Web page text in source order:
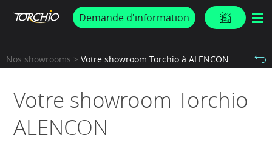
PROMOS & ACTUSDemande d'information
Nos showrooms > Votre showroom Torchio à ALENCON
Votre showroom Torchio
ALENCON